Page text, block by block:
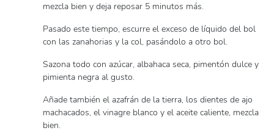
mezcla bien y deja reposar 5 minutos más.
Pasado este tiempo, escurre el exceso de líquido del bol
con las zanahorias y la col, pasándolo a otro bol.
Sazona todo con azúcar, albahaca seca, pimentón dulce y
pimienta negra al gusto.
Añade también el azafrán de la tierra, los dientes de ajo
machacados, el vinagre blanco y el aceite caliente, mezcla
bien.